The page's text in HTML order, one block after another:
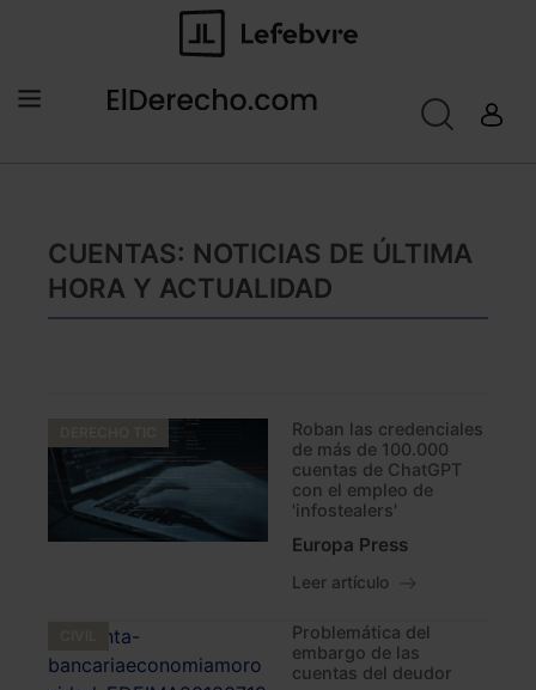
CUENTAS: NOTICIAS DE ÚLTIMA
HORA Y ACTUALIDAD
Roban las credenciales
de más de 100.000
cuentas de ChatGPT
con el empleo de
'infostealers'
Europa Press
Leer artículo
Problemática del
embargo de las
cuentas del deudor